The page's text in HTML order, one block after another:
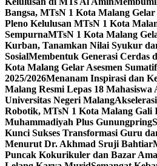
Bangsa, MTsN 1 Kota Malang
Pleno Kelulusan MTsN 1 Kota
SempurnaMTsN 1 Kota Malang
Kurban, Tanamkan Nilai Syukur
SosialMembentuk Generasi Cerdas
Kota Malang Gelar Asesmen
2025/2026Menanam Inspirasi dan
Malang Resmi Lepas 18 Mahasiswa
Universitas Negeri Malang
Robotik, MTsN 1 Kota Malang Gali
Muhammadiyah Plus Gunungpring
Kunci Sukses Transformasi Guru
Menurut Dr. Akhmad Sruji Bahtiar
Puncak Kokurikuler dan Bazar